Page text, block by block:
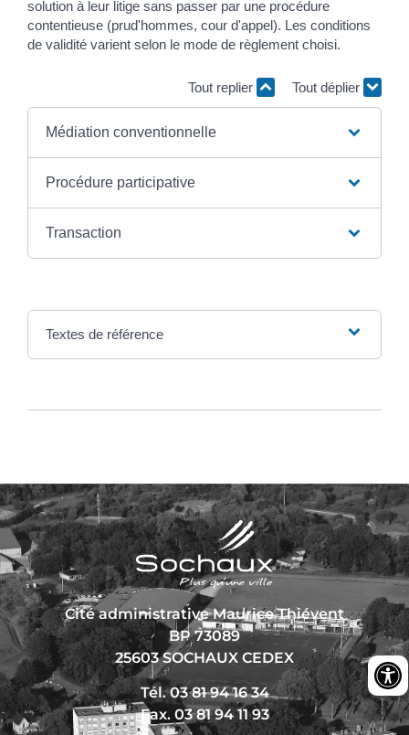
solution à leur litige sans passer par une procédure
contentieuse (prud'hommes, cour d'appel). Les conditions
de validité varient selon le mode de règlement choisi.
Tout replier Tout déplier
Médiation conventionnelle
Procédure participative
Transaction
Textes de référence
Cité administrative Maurice Thiévent
BP 73089
25603 SOCHAUX CEDEX
Tél. 03 81 94 16 34
Fax. 03 81 94 11 93